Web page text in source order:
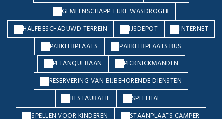
GEMEENSCHAPPELIJKE WASDROGER
HALFBESCHADUWD TERREIN
IJSDEPOT
INTERNET
PARKEERPLAATS
PARKEERPLAATS BUS
PETANQUEBAAN
PICKNICKMANDEN
RESERVERING VAN BIJBEHORENDE DIENSTEN
RESTAURATIE
SPEELHAL
SPELLEN VOOR KINDEREN
STAANPLAATS CAMPER